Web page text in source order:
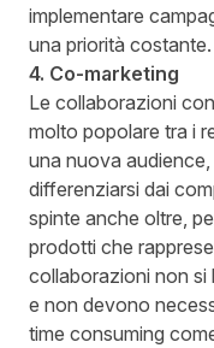
implementare
una priorità costante.
4. Co-marketing
Le collaborazioni
molto popolare tra i
una nuova
differenziarsi dai
spinte anche oltre,
prodotti che
collaborazioni non si
e non devono
time consuming